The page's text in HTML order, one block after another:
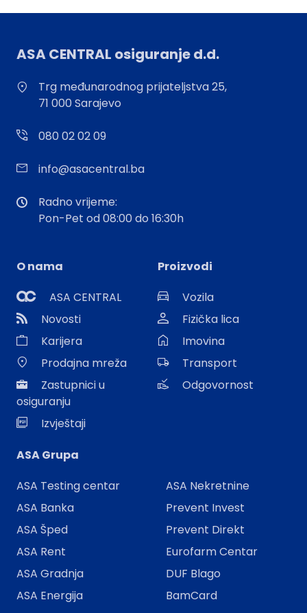
ASA CENTRAL osiguranje d.d.
Trg međunarodnog prijateljstva 25,
71 000 Sarajevo
080 02 02 09
info@asacentral.ba
Radno vrijeme:
Pon-Pet od 08:00 do 16:30h
O nama
ASA CENTRAL
Novosti
Karijera
Prodajna mreža
Zastupnici u
osiguranju
Izvještaji
Proizvodi
Vozila
Fizička lica
Imovina
Transport
Odgovornost
ASA Grupa
ASA Testing centar
ASA Banka
ASA Šped
ASA Rent
ASA Gradnja
ASA Energija
ASA Nekretnine
Prevent Invest
Prevent Direkt
Eurofarm Centar
DUF Blago
BamCard